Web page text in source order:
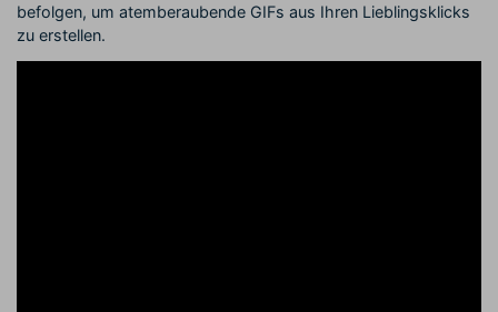
befolgen, um atemberaubende GIFs aus Ihren Lieblingsklicks
zu erstellen.